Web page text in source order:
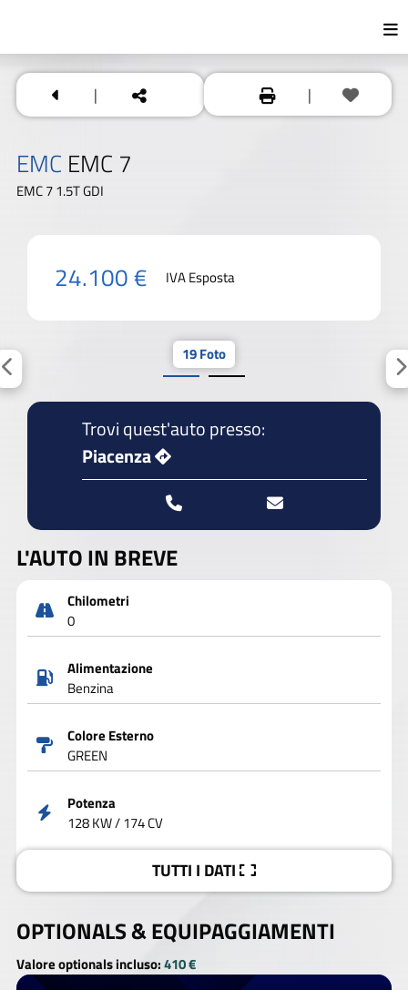
| |
EMC EMC 7
EMC 7 1.5T GDI
24.100 € IVA Esposta
19 Foto
Trovi quest'auto presso:
Piacenza
L'AUTO IN BREVE
Chilometri
0
Alimentazione
Benzina
Colore Esterno
GREEN
Potenza
128 KW / 174 CV
TUTTI I DATI
OPTIONALS &EQUIPAGGIAMENTI
Valore optionals incluso:410 €